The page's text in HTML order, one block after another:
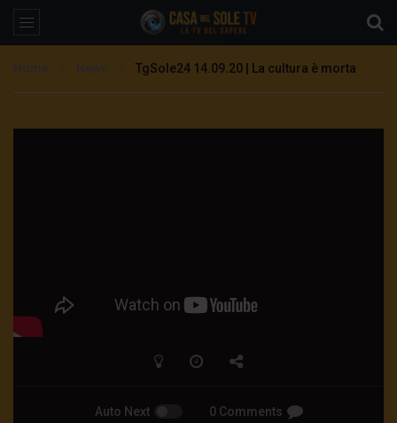
TgSole24 14.09.20 | La cultura è morta
Auto Next 0 Comments